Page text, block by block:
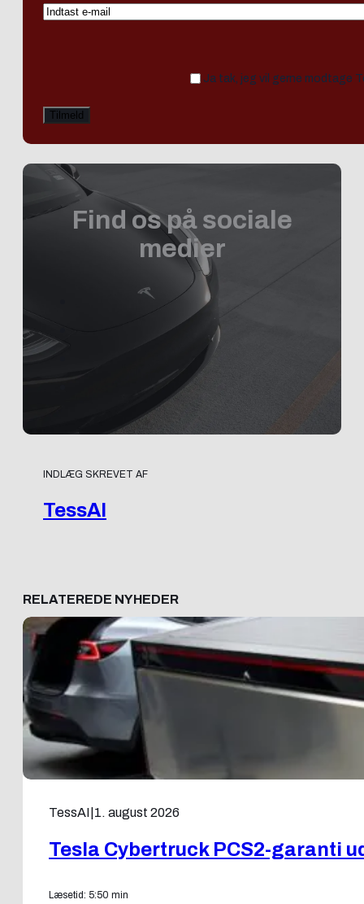
Ja tak, jeg vil gerne modtage
Find os på sociale
medier
INDLÆG SKREVET AF
TessAI
RELATEREDE NYHEDER
TessAI 1. august 2026
Tesla Cybertruck PCS2-garanti
Læsetid: 5:50 min